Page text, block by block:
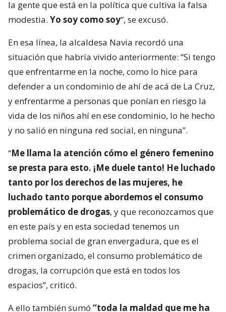
la gente que está en la política que cultiva la falsa
modestia. Yo soy como soy“, se excusó.
En esa línea, la alcaldesa Navia recordó una
situación que habría vivido anteriormente: “Si tengo
que enfrentarme en la noche, como lo hice para
defender a un condominio de ahí de acá de La Cruz,
y enfrentarme a personas que ponían en riesgo la
vida de los niños ahí en ese condominio, lo he hecho
y no salió en ninguna red social, en ninguna”.
“Me llama la atención cómo el género femenino
se presta para esto. ¡Me duele tanto! He luchado
tanto por los derechos de las mujeres, he
luchado tanto porque abordemos el consumo
problemático de drogas, y que reconozcamos que
en este país y en esta sociedad tenemos un
problema social de gran envergadura, que es el
crimen organizado, el consumo problemático de
drogas, la corrupción que está en todos los
espacios”, criticó.
A ello también sumó “toda la maldad que me ha